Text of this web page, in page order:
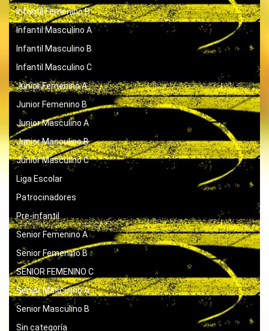
Infantil Femenino B
Infantil Masculino A
Infantil Masculino B
Infantil Masculino C
Junior Femenino A
Junior Femenino B
Junior Masculino A
Junior Masculino B
Junior Masculino C
Liga Escolar
Patrocinadores
Pre-infantil
Senior Femenino A
Senior Femenino B
SENIOR FEMENINO C
Senior Masculino A
Senior Masculino B
Sin categoría